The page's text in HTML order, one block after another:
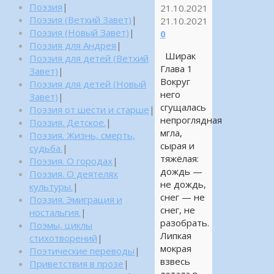
21.10.2021
21.10.2021
0
Ширак
Глава 1
Вокруг
него
сгущалась
непроглядная
мгла,
сырая и
тяжёлая:
дождь —
не дождь,
снег — не
снег, не
разобрать.
Липкая
мокрая
взвесь
Поэзия |
Поэзия (Ветхий Завет) |
Поэзия (Новый Завет) |
Поэзия для Андрея |
Поэзия для детей (Ветхий
Завет) |
Поэзия для детей (Новый
Завет) |
Поэзия от шести и старше |
Поэзия. Детское. |
Поэзия. Жизнь, смерть,
судьба. |
Поэзия. О городах |
Поэзия. О деятелях
культуры. |
Поэзия. Эмиграция и
ностальгия. |
Поэмы, циклы
стихотворений |
Поэтические переводы |
Приветствия в прозе |